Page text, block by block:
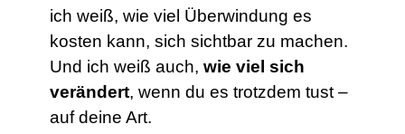
ich weiß, wie viel Überwindung es
kosten kann, sich sichtbar zu machen.
Und ich weiß auch, wie viel sich
verändert, wenn du es trotzdem tust –
auf deine Art.